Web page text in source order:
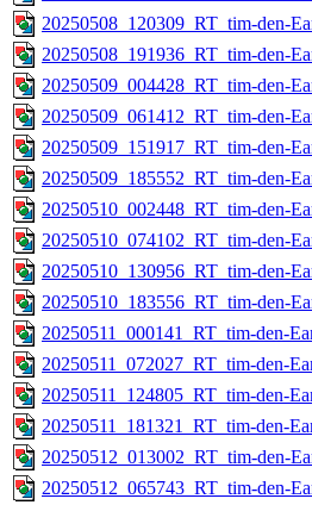
20250508_120309_RT_tim-den-
20250508_191936_RT_tim-den-
20250509_004428_RT_tim-den-
20250509_061412_RT_tim-den-
20250509_151917_RT_tim-den-
20250509_185552_RT_tim-den-
20250510_002448_RT_tim-den-
20250510_074102_RT_tim-den-
20250510_130956_RT_tim-den-
20250510_183556_RT_tim-den-
20250511_000141_RT_tim-den-
20250511_072027_RT_tim-den-
20250511_124805_RT_tim-den-
20250511_181321_RT_tim-den-
20250512_013002_RT_tim-den-
20250512_065743_RT_tim-den-